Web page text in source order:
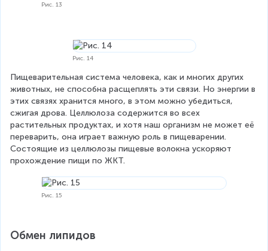
Рис. 13
Рис. 14
Пищеварительная система человека, как и многих других
животных, не способна расщеплять эти связи. Но энергии в
этих связях хранится много, в этом можно убедиться,
сжигая дрова. Целлюлоза содержится во всех
растительных продуктах, и хотя наш организм не может её
переварить, она играет важную роль в пищеварении.
Состоящие из целлюлозы пищевые волокна ускоряют
прохождение пищи по ЖКТ.
Рис. 15
Обмен липидов